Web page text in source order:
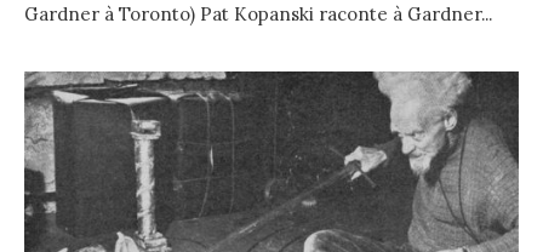
Gardner à Toronto) Pat Kopanski raconte à Gardner...